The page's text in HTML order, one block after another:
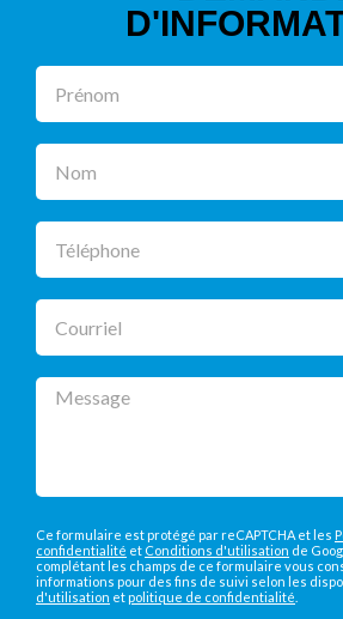
Message
Ce formulaire est protégé par reCAPTCHA et les
confidentialité et Conditions d'utilisation de
complétant les champs de ce formulaire vous
informations pour des fins de suivi selon les
d'utilisation etpolitique de confidentialité